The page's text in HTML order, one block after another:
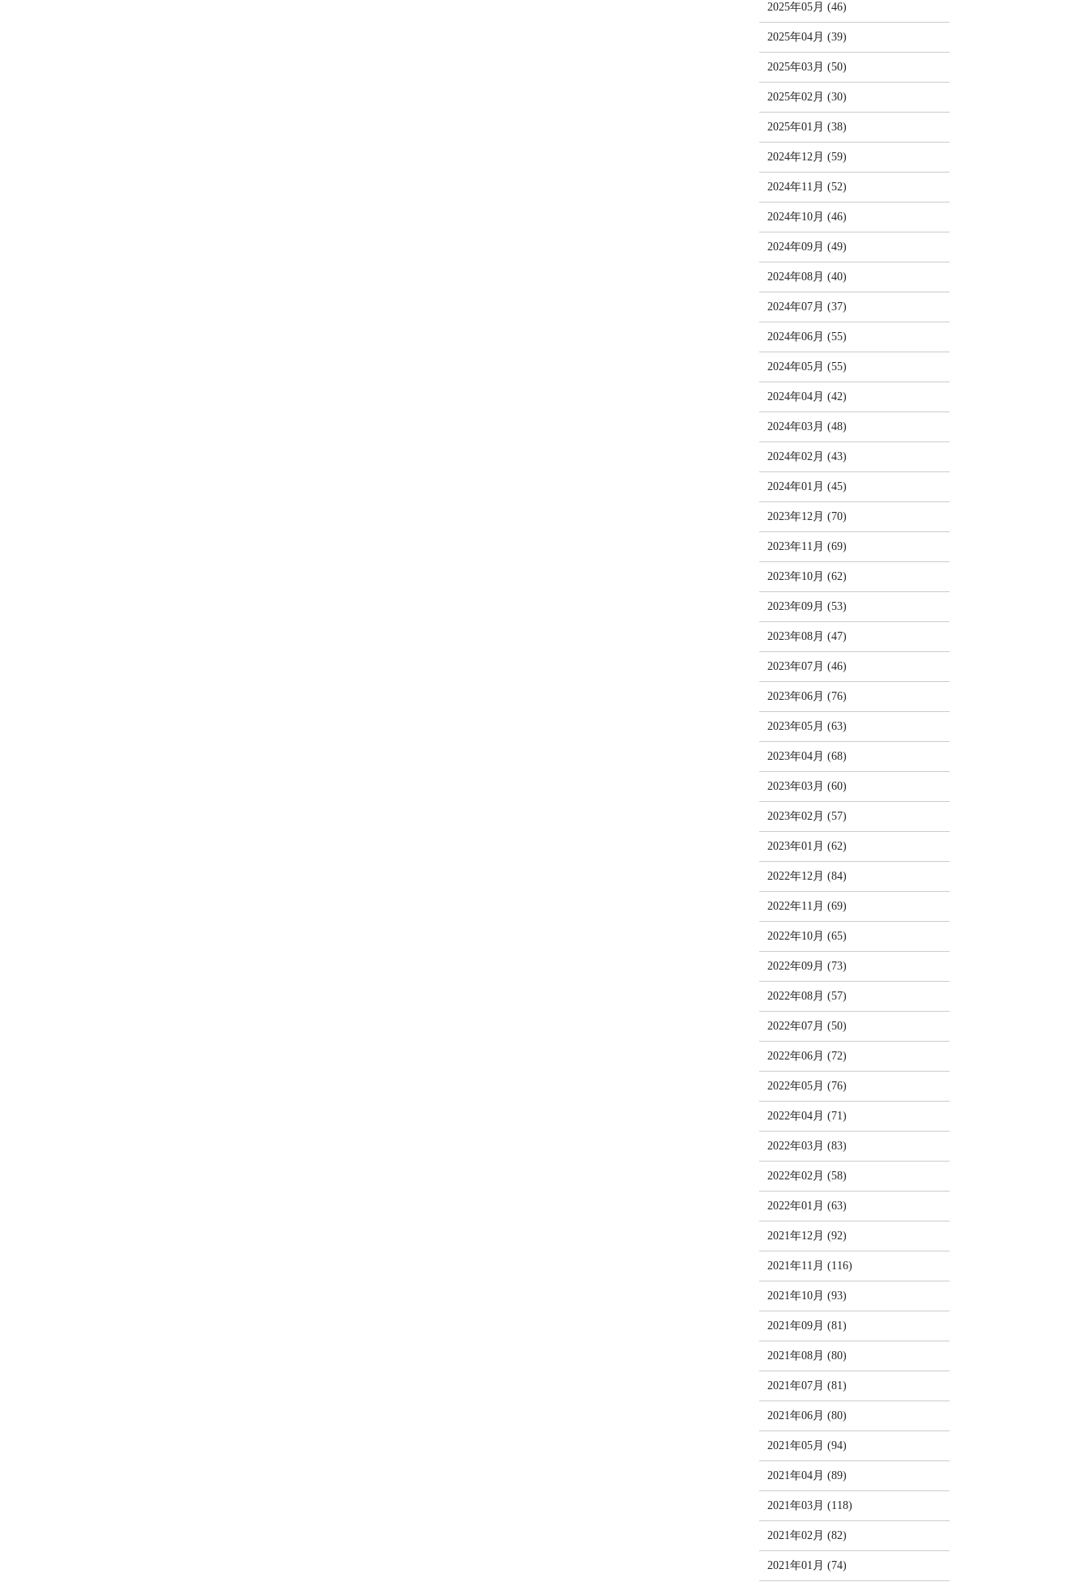
2025年05月 (46)
2025年04月 (39)
2025年03月 (50)
2025年02月 (30)
2025年01月 (38)
2024年12月 (59)
2024年11月 (52)
2024年10月 (46)
2024年09月 (49)
2024年08月 (40)
2024年07月 (37)
2024年06月 (55)
2024年05月 (55)
2024年04月 (42)
2024年03月 (48)
2024年02月 (43)
2024年01月 (45)
2023年12月 (70)
2023年11月 (69)
2023年10月 (62)
2023年09月 (53)
2023年08月 (47)
2023年07月 (46)
2023年06月 (76)
2023年05月 (63)
2023年04月 (68)
2023年03月 (60)
2023年02月 (57)
2023年01月 (62)
2022年12月 (84)
2022年11月 (69)
2022年10月 (65)
2022年09月 (73)
2022年08月 (57)
2022年07月 (50)
2022年06月 (72)
2022年05月 (76)
2022年04月 (71)
2022年03月 (83)
2022年02月 (58)
2022年01月 (63)
2021年12月 (92)
2021年11月 (116)
2021年10月 (93)
2021年09月 (81)
2021年08月 (80)
2021年07月 (81)
2021年06月 (80)
2021年05月 (94)
2021年04月 (89)
2021年03月 (118)
2021年02月 (82)
2021年01月 (74)